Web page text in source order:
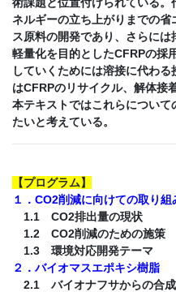
ネルギーの立ち上がりまでの
ス原料の開発であり、さらに
軽量化を目的としたCFRPの採
していくためには溶接に代わ
はCFRPのリサイクル、解体接
本テキストではこれらについ
たいと考えている。
【プログラム】
１．CO2削減に向けての取り組
1.1 CO2排出量の現状
1.2 CO2削減のための施策
1.3 環境対応開発テーマ
２．バイオマスエポキシ樹脂
2.1 バイオナフサからの合成